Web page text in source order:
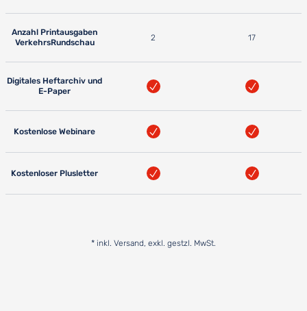
Anzahl Printausgaben
VerkehrsRundschau
2 17
Digitales Heftarchiv und
E-Paper
Kostenlose Webinare
Kostenloser Plusletter
* inkl. Versand, exkl. gestzl. MwSt.